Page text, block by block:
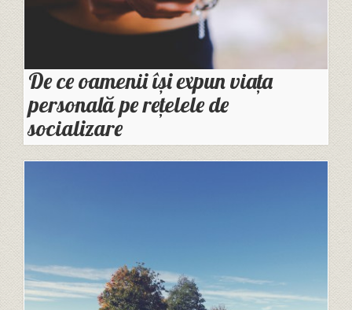
De ce oamenii își expun viața
personală pe rețelele de
socializare